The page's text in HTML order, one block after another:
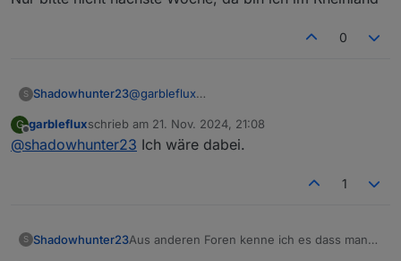
0
S Shadowhunter23@garbleflux
Zu dritt..., habt ihr Lust das wir uns treffen?
G
Offline
garblefluxschrieb am 21. Nov. 2024, 21:08
zuletzt editiert von
@shadowhunter23 Ich wäre dabei.
1
S Shadowhunter23Aus anderen Foren kenne ich es dass man